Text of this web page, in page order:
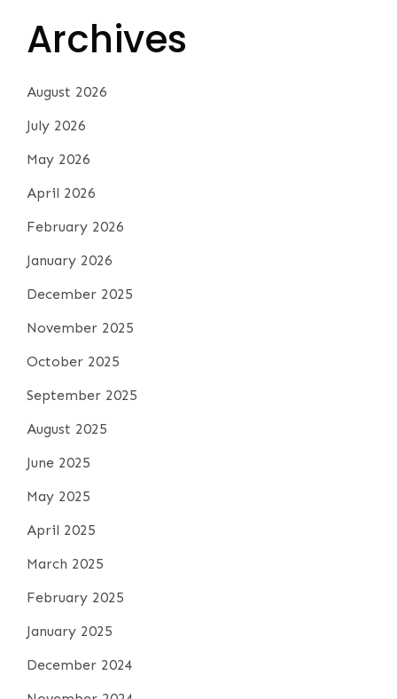
Archives
August 2026
July 2026
May 2026
April 2026
February 2026
January 2026
December 2025
November 2025
October 2025
September 2025
August 2025
June 2025
May 2025
April 2025
March 2025
February 2025
January 2025
December 2024